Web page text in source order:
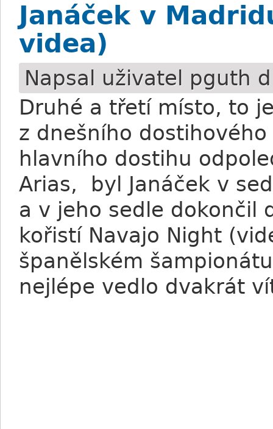
Janáček v
videa)
Napsal uživatel pguth
Druhé a třetí místo, to
z dnešního
hlavního dostihu
Arias, byl Janáček v
a v jeho sedle dokončil
kořistí Navajo Night
španělském
nejlépe vedlo dvakrát